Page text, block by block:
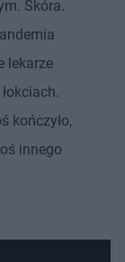
Skóra.
lekarze
kończyło,
innego